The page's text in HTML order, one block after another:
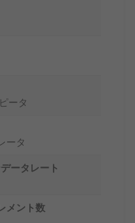
ータ
ータ
ータレート
メント数